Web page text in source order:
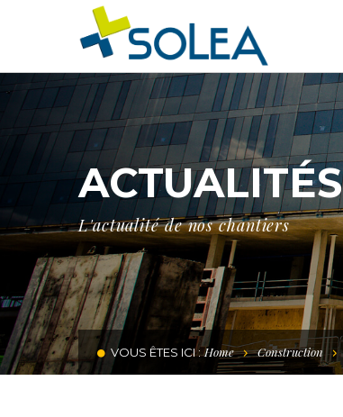
ACTUALITÉS
L'actualité de nos chantiers
VOUS ÊTES ICI : Home Construction